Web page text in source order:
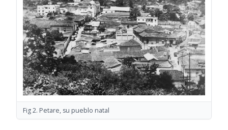
Fig 2. Petare, su pueblo natal